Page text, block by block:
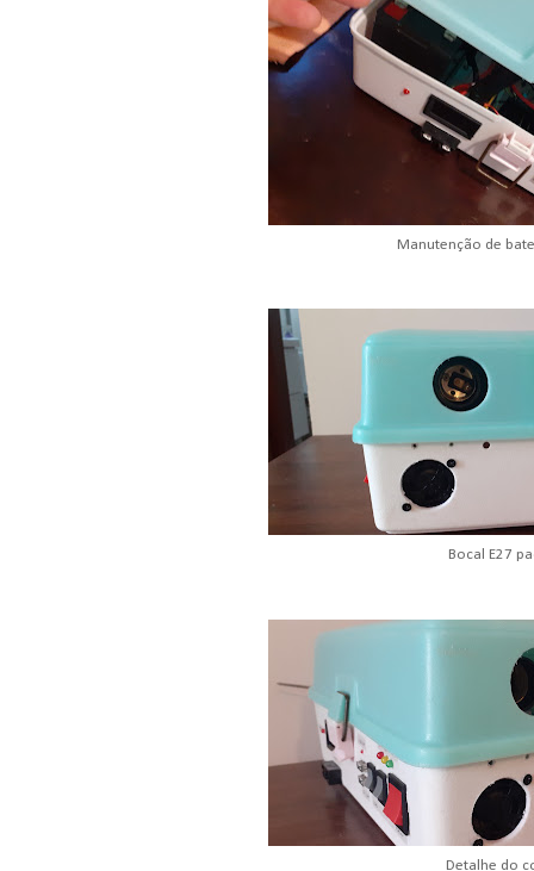
Manutenção de
Bocal E27
Detalhe do